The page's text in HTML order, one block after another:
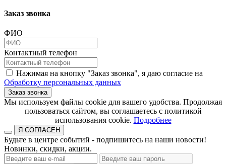
Заказ звонка
ФИО
Контактный телефон
Нажимая на кнопку "Заказ звонка", я даю согласие на
Обработку персональных данных
Заказ звонка
​​​​​​​Мы используем файлы cookie для вашего удобства. Продолжая
пользоваться сайтом, вы соглашаетесь с политикой
использования cookie.​​​​​​​ Подробнее
Я СОГЛАСЕН
Будьте в центре событий - подпишитесь на наши новости!
Новинки, скидки, акции.